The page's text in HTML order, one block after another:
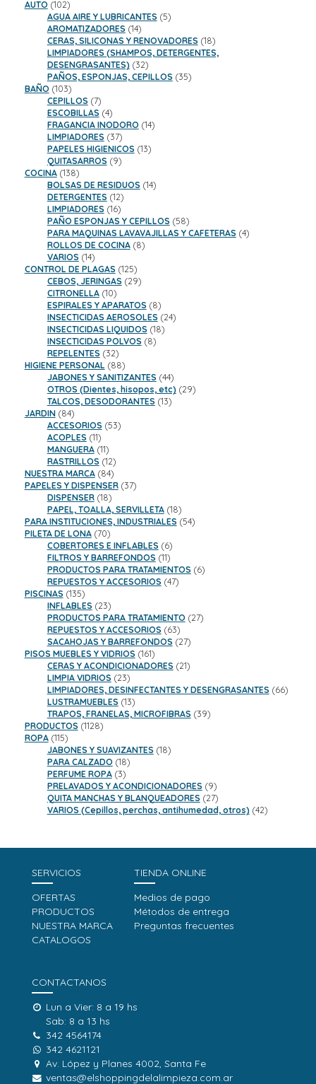
AUTO 102102
productos
AGUA AIRE Y LUBRICANTES 55
AROMATIZADORES 1414
productos
CERAS, SILICONAS Y RENOVADORES 1818
productos
LIMPIADORES (SHAMPOS, DETERGENTES,
DESENGRASANTES) 3232
productos
PAÑOS, ESPONJAS, CEPILLOS 3535
BAÑO 103103
productos
CEPILLOS 77
productos
ESCOBILLAS 44
productos
FRAGANCIA INODORO 1414
LIMPIADORES 3737
productos
PAPELES HIGIENICOS 1313
QUITASARROS 99
COCINA 138138
productos
BOLSAS DE RESIDUOS 1414
DETERGENTES 1212
productos
LIMPIADORES 1616
productos
PAÑO ESPONJAS Y CEPILLOS 5858
productos
PARA MAQUINAS LAVAVAJILLAS Y CAFETERAS 44
ROLLOS DE COCINA 88
VARIOS 1414
productos
CONTROL DE PLAGAS 125125
productos
CEBOS, JERINGAS 2929
CITRONELLA 1010
productos
ESPIRALES Y APARATOS 88
productos
INSECTICIDAS AEROSOLES 2424
INSECTICIDAS LIQUIDOS 1818
INSECTICIDAS POLVOS 88
REPELENTES 3232
productos
HIGIENE PERSONAL 8888
productos
JABONES Y SANITIZANTES 4444
productos
OTROS (Dientes, hisopos, etc) 2929
TALCOS, DESODORANTES 1313
JARDIN 8484
productos
ACCESORIOS 5353
ACOPLES 1111
productos
MANGUERA 1111
productos
RASTRILLOS 1212
productos
NUESTRA MARCA 8484
productos
PAPELES Y DISPENSER 3737
DISPENSER 1818
productos
PAPEL, TOALLA, SERVILLETA 1818
productos
PARA INSTITUCIONES, INDUSTRIALES 5454
PILETA DE LONA 7070
productos
COBERTORES E INFLABLES 66
productos
FILTROS Y BARREFONDOS 1111
productos
PRODUCTOS PARA TRATAMIENTOS 66
REPUESTOS Y ACCESORIOS 4747
PISCINAS 135135
productos
INFLABLES 2323
productos
PRODUCTOS PARA TRATAMIENTO 2727
REPUESTOS Y ACCESORIOS 6363
productos
SACAHOJAS Y BARREFONDOS 2727
PISOS MUEBLES Y VIDRIOS 161161
productos
CERAS Y ACONDICIONADORES 2121
LIMPIA VIDRIOS 2323
productos
LIMPIADORES, DESINFECTANTES Y DESENGRASANTES 6666
LUSTRAMUEBLES 1313
productos
TRAPOS, FRANELAS, MICROFIBRAS 3939
PRODUCTOS 11281128
ROPA 115115
productos
JABONES Y SUAVIZANTES 1818
PARA CALZADO 1818
PERFUME ROPA 33
productos
PRELAVADOS Y ACONDICIONADORES 99
productos
QUITA MANCHAS Y BLANQUEADORES 2727
productos
VARIOS (Cepillos, perchas, antihumedad, otros) 4242
SERVICIOS
OFERTAS
PRODUCTOS
NUESTRA MARCA
CATALOGOS
TIENDA ONLINE
Medios de pago
Métodos de entrega
Preguntas frecuentes
CONTACTANOS
Lun a Vier: 8 a 19 hs
Sab: 8 a 13 hs
342 4564174
342 4621121
Av. López y Planes 4002, Santa Fe
ventas@elshoppingdelalimpieza.com.ar